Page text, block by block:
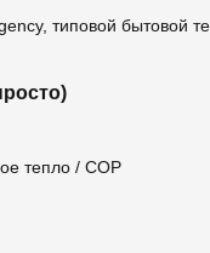
, типовой бытовой
тепло / COP